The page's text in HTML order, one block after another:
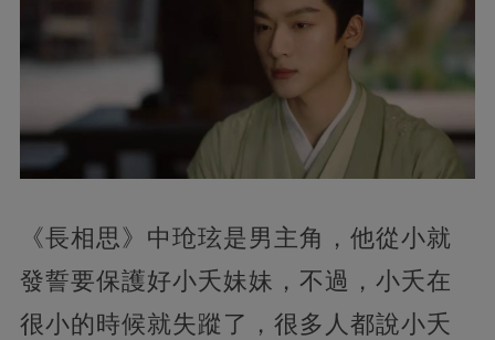
《長相思》中玱玹是男主角，他從小就
發誓要保護好小夭妹妹，不過，小夭在
很小的時候就失蹤了，很多人都說小夭